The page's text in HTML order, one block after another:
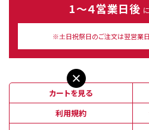
1～４営業日後
※土日祝祭日のご注文は翌営業日
カートを見る
利用規約